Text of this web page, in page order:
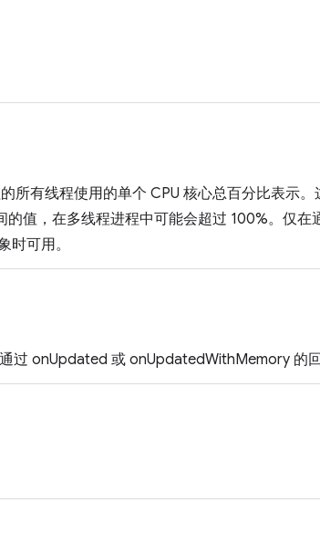
所有线程使用的单个 CPU 核心总百分比表示
值，在多线程进程中可能会超过 100%。仅在
可用。
过 onUpdated 或 onUpdatedWithMemory 的